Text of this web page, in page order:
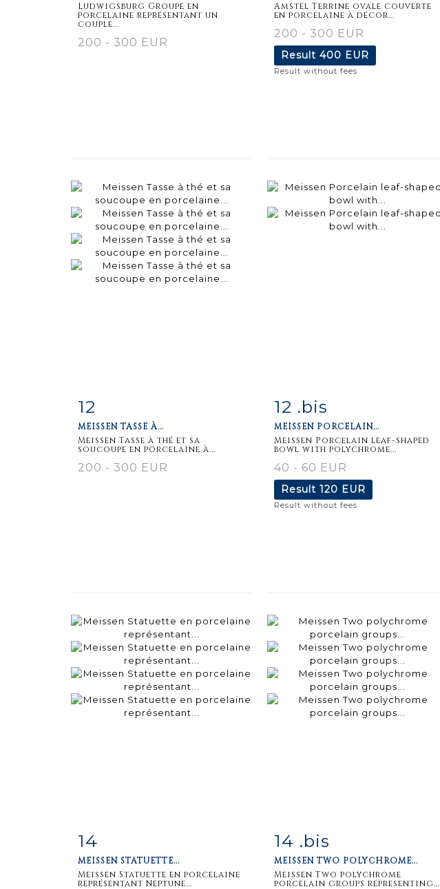
Ludwigsburg Groupe en
porcelaine représentant un
couple...
200 - 300 EUR
Amstel Terrine ovale couverte
en porcelaine à décor...
200 - 300 EUR
Result 400 EUR
Result without fees
Item detail
12
MEISSEN TASSE À...
Meissen Tasse à thé et sa
soucoupe en porcelaine à...
200 - 300 EUR
Item detail
12 .bis
MEISSEN PORCELAIN...
Meissen Porcelain leaf-shaped
bowl with polychrome...
40 - 60 EUR
Result 120 EUR
Result without fees
Item detail
14
MEISSEN STATUETTE...
Meissen Statuette en porcelaine
représentant Neptune...
Item detail
14 .bis
MEISSEN TWO POLYCHROME...
Meissen Two polychrome
porcelain groups representing...